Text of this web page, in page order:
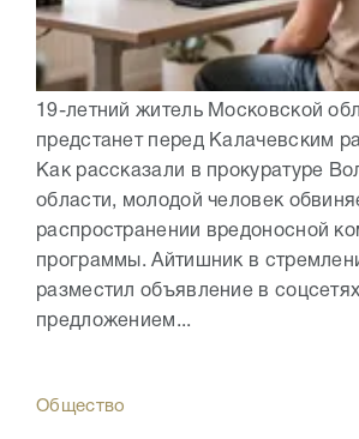
19-летний житель Московской
предстанет перед Калачевским
Как рассказали в прокуратуре
области, молодой человек
распространении вредоносной
программы. Айтишник в
разместил объявление в
предложением...
Общество